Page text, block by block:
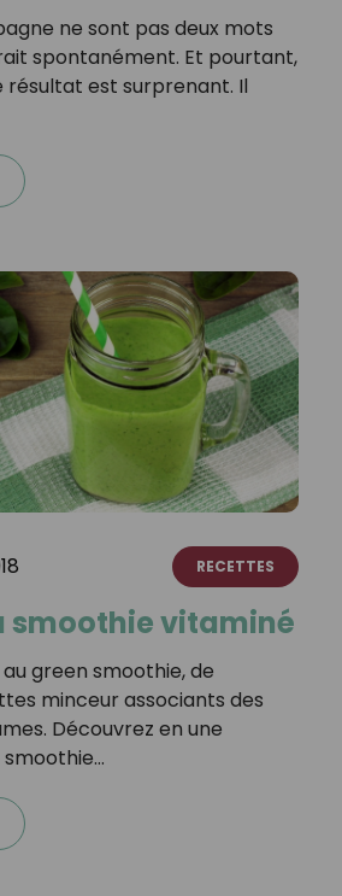
ne sont pas deux mots
spontanément. Et pourtant,
résultat est surprenant. Il
RECETTES
smoothie vitaminé
green smoothie, de
minceur associants des
Découvrez en une